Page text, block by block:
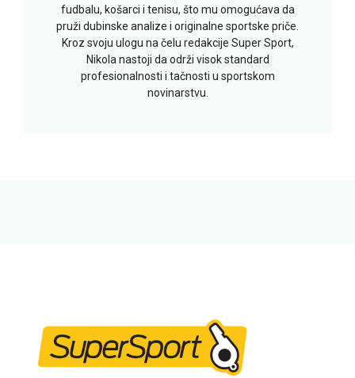
fudbalu, košarci i tenisu, što mu omogućava da
pruži dubinske analize i originalne sportske priče.
Kroz svoju ulogu na čelu redakcije Super Sport,
Nikola nastoji da održi visok standard
profesionalnosti i tačnosti u sportskom
novinarstvu.